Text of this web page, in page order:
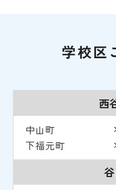
学校区
西
中山町
下福元町